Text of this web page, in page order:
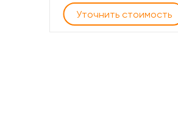
Уточнить стоимость